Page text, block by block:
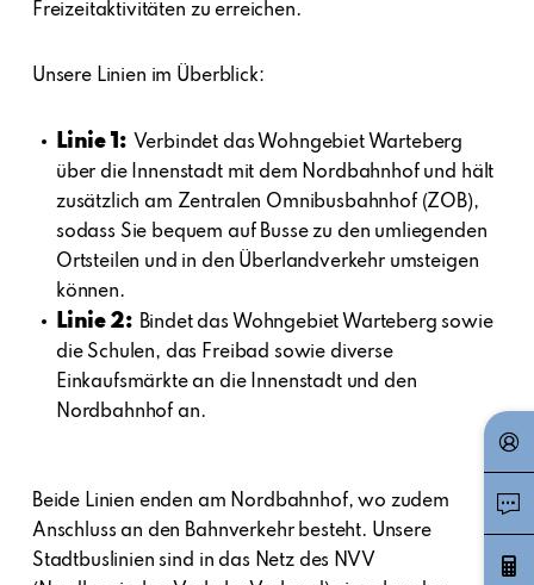
Freizeitaktivitäten zu erreichen.
Unsere Linien im Überblick:
Linie 1: Verbindet das Wohngebiet Warteberg
über die Innenstadt mit dem Nordbahnhof und hält
zusätzlich am Zentralen Omnibusbahnhof (ZOB),
sodass Sie bequem auf Busse zu den umliegenden
Ortsteilen und in den Überlandverkehr umsteigen
können.
Linie 2: Bindet das Wohngebiet Warteberg sowie
die Schulen, das Freibad sowie diverse
Einkaufsmärkte an die Innenstadt und den
Nordbahnhof an.
Beide Linien enden am Nordbahnhof, wo zudem
Anschluss an den Bahnverkehr besteht. Unsere
Stadtbuslinien sind in das Netz des NVV